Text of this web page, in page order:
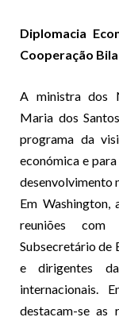
Diplomacia
Cooperação
A ministra dos
Maria dos
programa da
económica e
desenvolvimento
Em Washington,
reuniões com
Subsecretário de
e dirigentes
internacionais.
destacam-se as